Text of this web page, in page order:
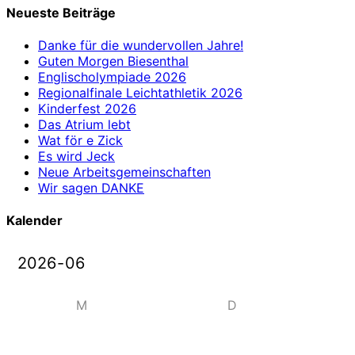
Neueste Beiträge
Danke für die wundervollen Jahre!
Guten Morgen Biesenthal
Englischolympiade 2026
Regionalfinale Leichtathletik 2026
Kinderfest 2026
Das Atrium lebt
Wat för e Zick
Es wird Jeck
Neue Arbeitsgemeinschaften
Wir sagen DANKE
Kalender
M D